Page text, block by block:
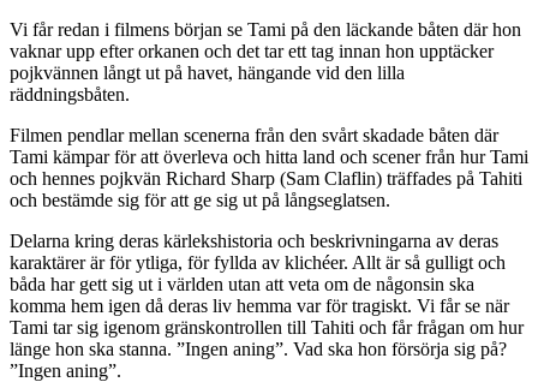
Vi får redan i filmens början se Tami på den läckande båten där hon
vaknar upp efter orkanen och det tar ett tag innan hon upptäcker
pojkvännen långt ut på havet, hängande vid den lilla
räddningsbåten.
Filmen pendlar mellan scenerna från den svårt skadade båten där
Tami kämpar för att överleva och hitta land och scener från hur Tami
och hennes pojkvän Richard Sharp (Sam Claflin) träffades på Tahiti
och bestämde sig för att ge sig ut på långseglatsen.
Delarna kring deras kärlekshistoria och beskrivningarna av deras
karaktärer är för ytliga, för fyllda av klichéer. Allt är så gulligt och
båda har gett sig ut i världen utan att veta om de någonsin ska
komma hem igen då deras liv hemma var för tragiskt. Vi får se när
Tami tar sig igenom gränskontrollen till Tahiti och får frågan om hur
länge hon ska stanna. ”Ingen aning”. Vad ska hon försörja sig på?
”Ingen aning”.